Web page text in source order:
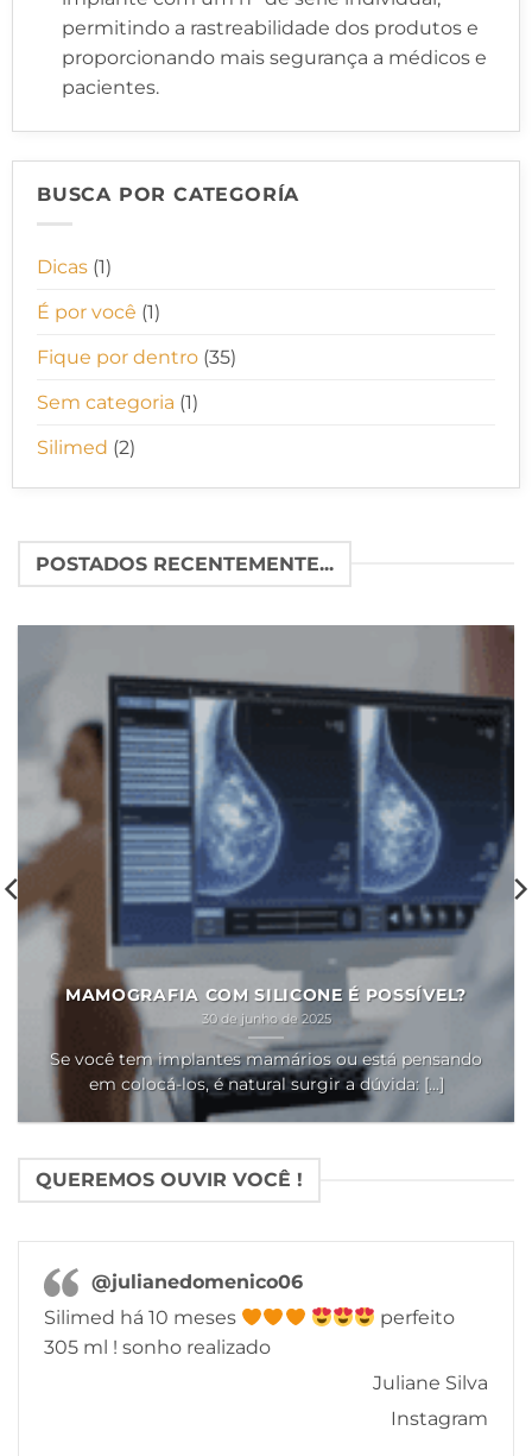
permitindo a rastreabilidade dos produtos e
proporcionando mais segurança a médicos e
pacientes.
BUSCA POR CATEGORÍA
Dicas (1)
É por você (1)
Fique por dentro (35)
Sem categoria (1)
Silimed (2)
POSTADOS RECENTEMENTE...
MAMOGRAFIA COM SILICONE É POSSÍVEL?
30 de junho de 2025
Se você tem implantes mamários ou está pensando
em colocá-los, é natural surgir a dúvida: [...]
QUEREMOS OUVIR VOCÊ !
@julianedomenico06
Silimed há 10 meses
perfeito
305 ml ! sonho realizado
Juliane Silva
Instagram